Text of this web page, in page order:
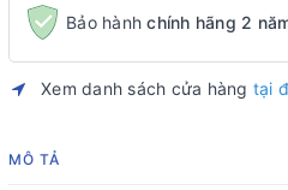
Bảo hànhchính hãng 2
Xem danh sách cửa hàng tại
MÔ TẢ